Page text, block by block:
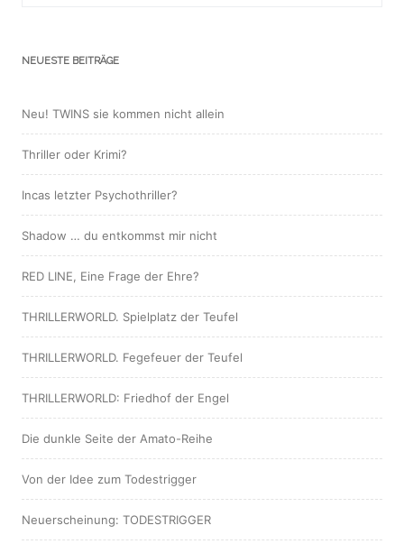
NEUESTE BEITRÄGE
Neu! TWINS sie kommen nicht allein
Thriller oder Krimi?
Incas letzter Psychothriller?
Shadow … du entkommst mir nicht
RED LINE, Eine Frage der Ehre?
THRILLERWORLD. Spielplatz der Teufel
THRILLERWORLD. Fegefeuer der Teufel
THRILLERWORLD: Friedhof der Engel
Die dunkle Seite der Amato-Reihe
Von der Idee zum Todestrigger
Neuerscheinung: TODESTRIGGER